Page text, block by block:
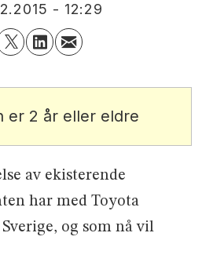
- 12:29
er 2 år eller eldre
av ekisterende
har med Toyota
og som nå vil